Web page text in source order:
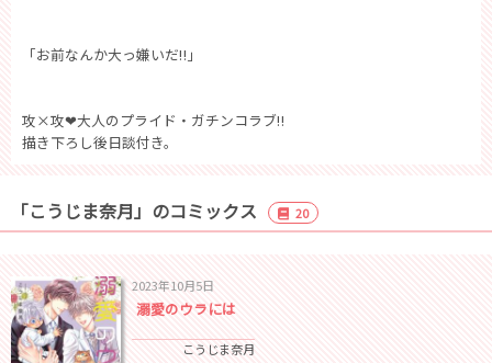
「お前なんか大っ嫌いだ‼」
攻×攻❤大人のプライド・ガチンコラブ‼
描き下ろし後日談付き。
「こうじま奈月」のコミックス 20
2023年10月5日
溺愛のウラには
こうじま奈月